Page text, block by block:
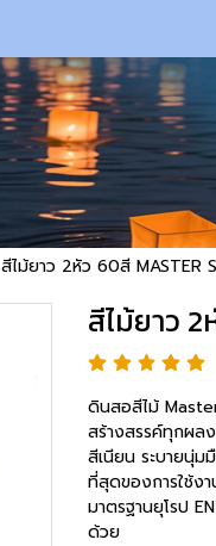
สีไม้ยาว 2หัว 60สี MASTER
สีไม้ยาว 2
ดินสอสีไม้
สร้างสรรค์ทุกผล
สีเนียน ระบายนุ่ม
ที่สุดของการใช้ง
มาตรฐานยุโรป
ด้วย